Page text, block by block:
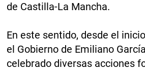
de Castilla-La Mancha.
En este sentido, desde el
el Gobierno de Emiliano
celebrado diversas acciones